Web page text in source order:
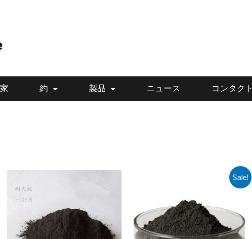
家 約 製品 ニュース コンタクト
Sale!